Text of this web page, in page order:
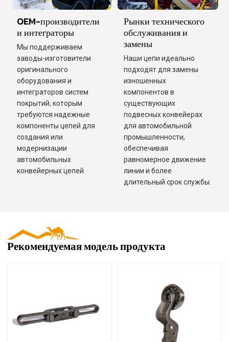
OEM-производители
и интеграторы
Мы поддерживаем
заводы-изготовители
оригинального
оборудования и
интеграторов систем
покрытий, которым
требуются надежные
компоненты цепей для
создания или
модернизации
автомобильных
конвейерных цепей.
Рынки технического
обслуживания и
замены
Наши цепи идеально
подходят для замены
изношенных
компонентов в
существующих
подвесных конвейерах
для автомобильной
промышленности,
обеспечивая
равномерное движение
линии и более
длительный срок службы.
Рекомендуемая модель продукта